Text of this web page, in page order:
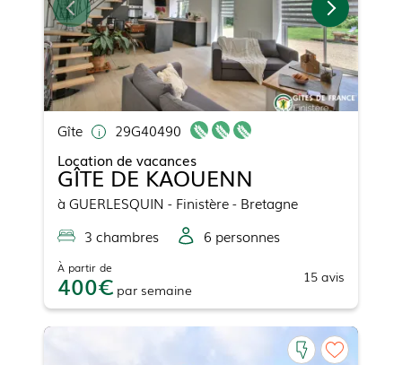
Gîte
29G40490
Location de vacances
GÎTE DE KAOUENN
à GUERLESQUIN - Finistère - Bretagne
3 chambres 6 personnes
À partir de
400 par semaine
15 avis